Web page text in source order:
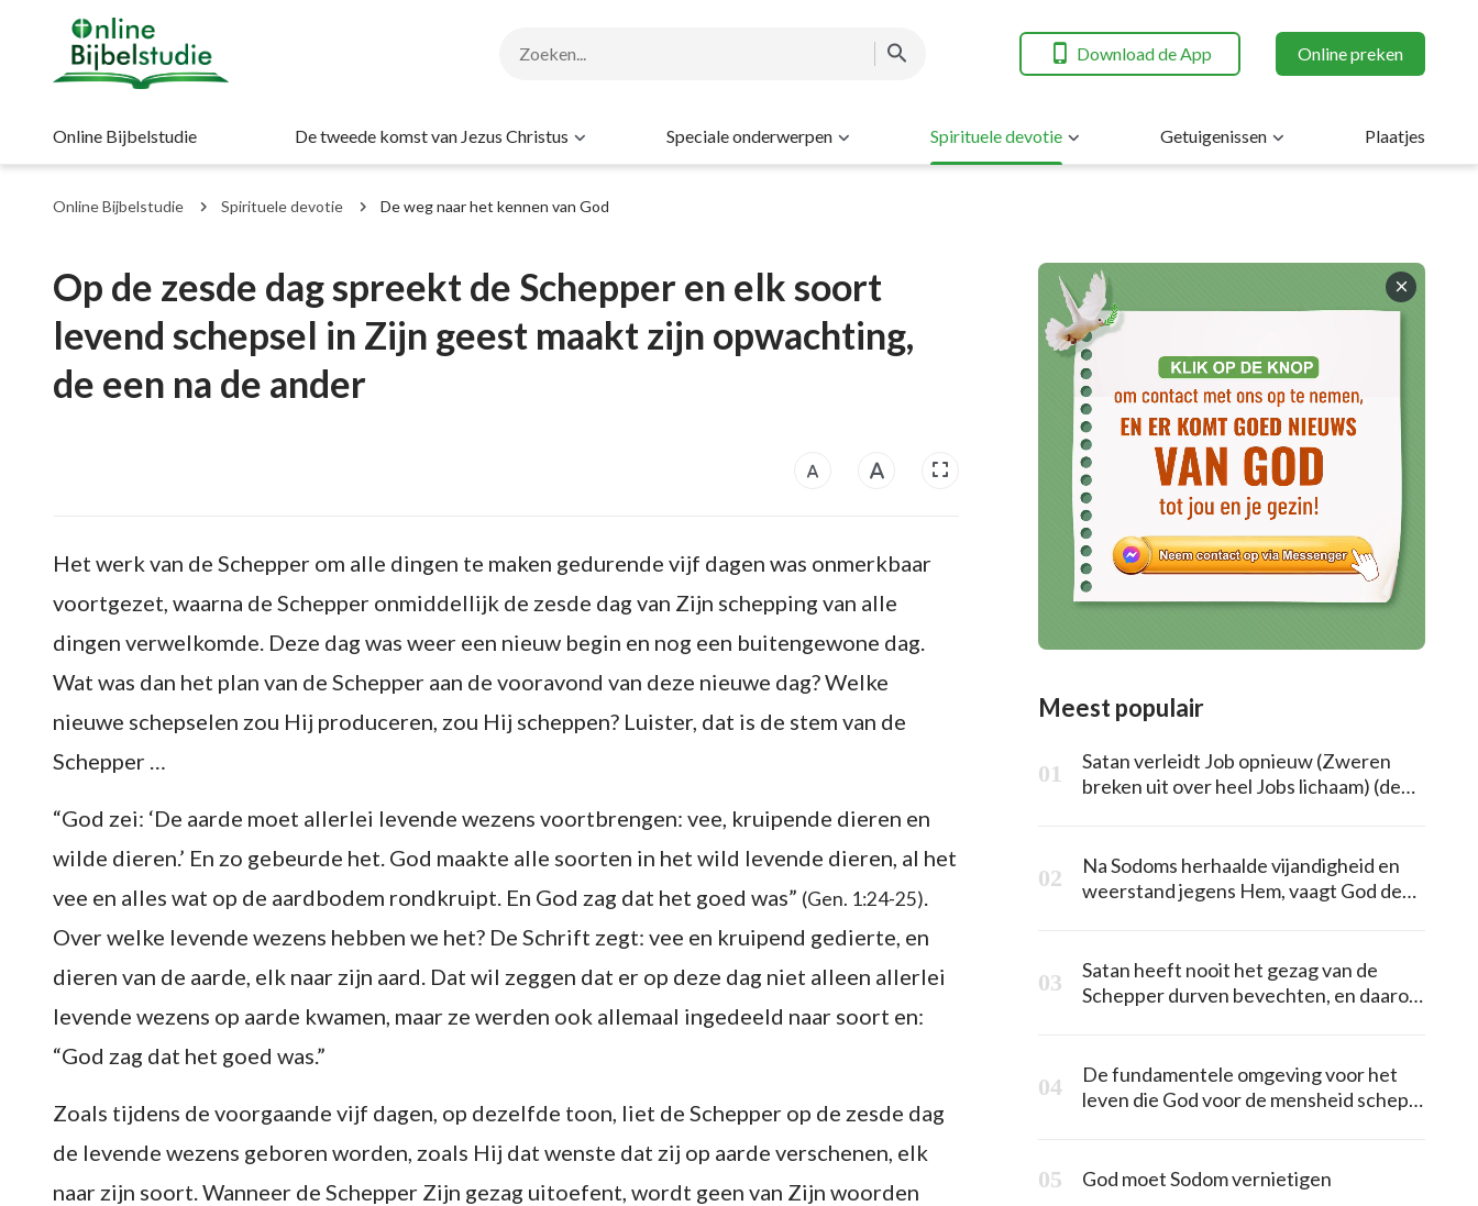
Download de App Online preken
Online Bijbelstudie De tweede komst van Jezus Christus Speciale onderwerpen Spirituele devotie Getuigenissen Plaatjes
Online Bijbelstudie Spirituele devotie De weg naar het kennen van God
Op de zesde dag spreekt de Schepper en elk soort
levend schepsel in Zijn geest maakt zijn opwachting,
de een na de ander
Het werk van de Schepper om alle dingen te maken gedurende vijf dagen was onmerkbaar
voortgezet, waarna de Schepper onmiddellijk de zesde dag van Zijn schepping van alle
dingen verwelkomde. Deze dag was weer een nieuw begin en nog een buitengewone dag.
Wat was dan het plan van de Schepper aan de vooravond van deze nieuwe dag? Welke
nieuwe schepselen zou Hij produceren, zou Hij scheppen? Luister, dat is de stem van de
Schepper …
“God zei: ‘De aarde moet allerlei levende wezens voortbrengen: vee, kruipende dieren en
wilde dieren.’ En zo gebeurde het. God maakte alle soorten in het wild levende dieren, al het
vee en alles wat op de aardbodem rondkruipt. En God zag dat het goed was” (Gen. 1:24-25).
Over welke levende wezens hebben we het? De Schrift zegt: vee en kruipend gedierte, en
dieren van de aarde, elk naar zijn aard. Dat wil zeggen dat er op deze dag niet alleen allerlei
levende wezens op aarde kwamen, maar ze werden ook allemaal ingedeeld naar soort en:
“God zag dat het goed was.”
Zoals tijdens de voorgaande vijf dagen, op dezelfde toon, liet de Schepper op de zesde dag
de levende wezens geboren worden, zoals Hij dat wenste dat zij op aarde verschenen, elk
naar zijn soort. Wanneer de Schepper Zijn gezag uitoefent, wordt geen van Zijn woorden
Meest populair
Satan verleidt Job opnieuw (Zweren
breken uit over heel Jobs lichaam) (deel
Na Sodoms herhaalde vijandigheid en
weerstand jegens Hem, vaagt God de
Satan heeft nooit het gezag van de
Schepper durven bevechten, en daarom
De fundamentele omgeving voor het
leven die God voor de mensheid schept:
God moet Sodom vernietigen